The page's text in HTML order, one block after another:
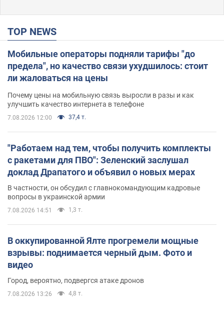
TOP NEWS
Мобильные операторы подняли тарифы "до
предела", но качество связи ухудшилось: стоит
ли жаловаться на цены
Почему цены на мобильную связь выросли в разы и как
улучшить качество интернета в телефоне
7.08.2026 12:00 37,4 т.
"Работаем над тем, чтобы получить комплекты
с ракетами для ПВО": Зеленский заслушал
доклад Драпатого и объявил о новых мерах
В частности, он обсудил с главнокомандующим кадровые
вопросы в украинской армии
7.08.2026 14:51 1,3 т.
В оккупированной Ялте прогремели мощные
взрывы: поднимается черный дым. Фото и
видео
Город, вероятно, подвергся атаке дронов
7.08.2026 13:26 4,8 т.